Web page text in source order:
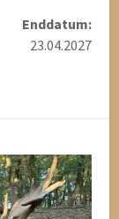
Enddatum:
23.04.2027